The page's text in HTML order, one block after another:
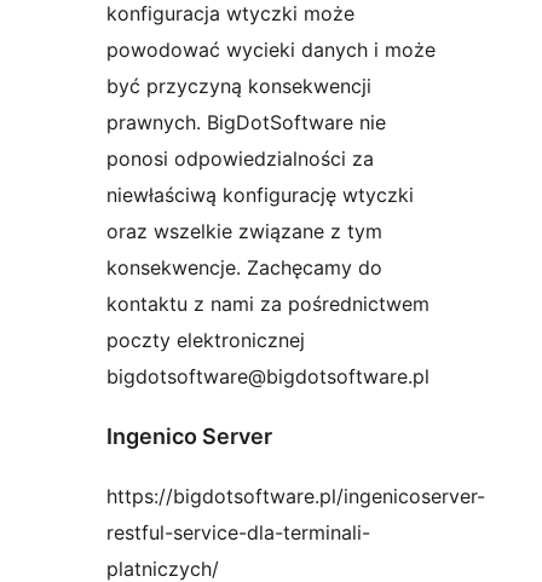
konfiguracja wtyczki może
powodować wycieki danych i może
być przyczyną konsekwencji
prawnych. BigDotSoftware nie
ponosi odpowiedzialności za
niewłaściwą konfigurację wtyczki
oraz wszelkie związane z tym
konsekwencje. Zachęcamy do
kontaktu z nami za pośrednictwem
poczty elektronicznej
bigdotsoftware@bigdotsoftware.pl
Ingenico Server
https://bigdotsoftware.pl/ingenicoserver-
restful-service-dla-terminali-
platniczych/